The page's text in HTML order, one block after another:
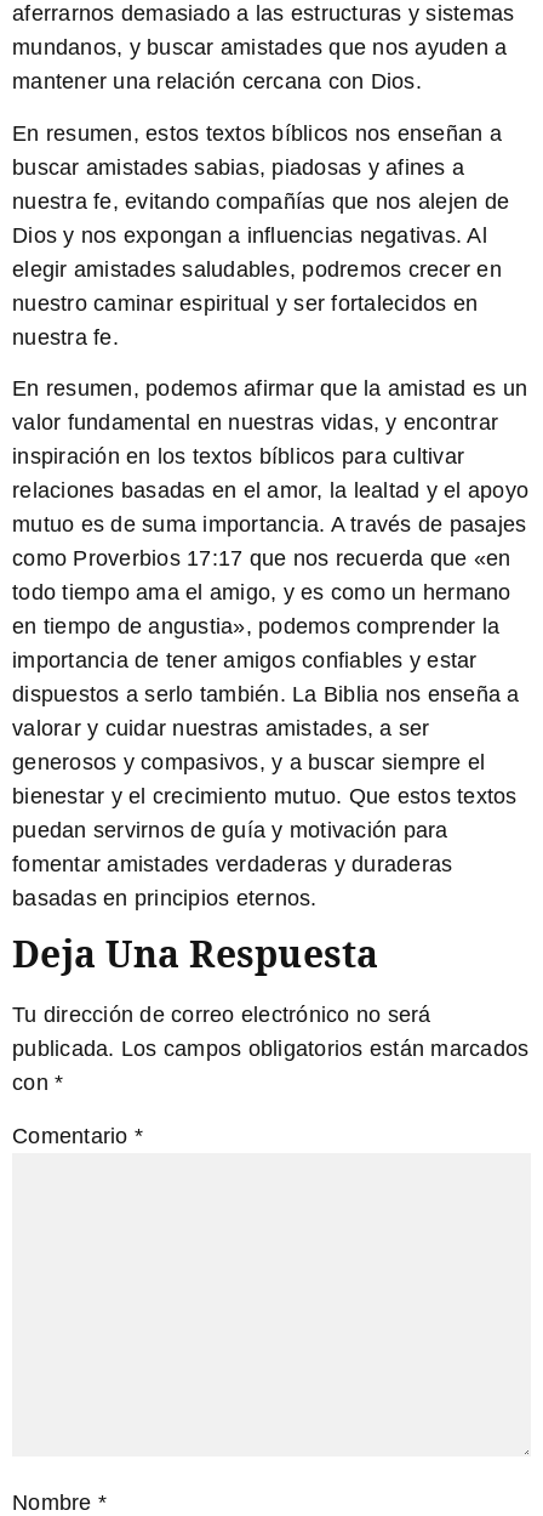
aferrarnos demasiado a las estructuras y sistemas
mundanos, y buscar amistades que nos ayuden a
mantener una relación cercana con Dios.
En resumen, estos textos bíblicos nos enseñan a
buscar amistades sabias, piadosas y afines a
nuestra fe, evitando compañías que nos alejen de
Dios y nos expongan a influencias negativas. Al
elegir amistades saludables, podremos crecer en
nuestro caminar espiritual y ser fortalecidos en
nuestra fe.
En resumen, podemos afirmar que la amistad es un
valor fundamental en nuestras vidas, y encontrar
inspiración en los textos bíblicos para cultivar
relaciones basadas en el amor, la lealtad y el apoyo
mutuo es de suma importancia. A través de pasajes
como Proverbios 17:17 que nos recuerda que «en
todo tiempo ama el amigo, y es como un hermano
en tiempo de angustia», podemos comprender la
importancia de tener amigos confiables y estar
dispuestos a serlo también. La Biblia nos enseña a
valorar y cuidar nuestras amistades, a ser
generosos y compasivos, y a buscar siempre el
bienestar y el crecimiento mutuo. Que estos textos
puedan servirnos de guía y motivación para
fomentar amistades verdaderas y duraderas
basadas en principios eternos.
Deja Una Respuesta
Tu dirección de correo electrónico no será
publicada. Los campos obligatorios están marcados
con *
Comentario *
Nombre *